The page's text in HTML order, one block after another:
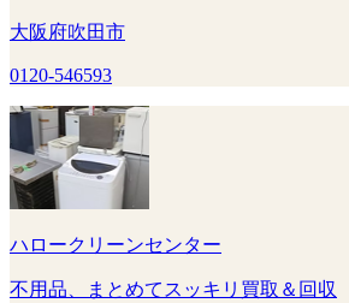
大阪府吹田市
0120-546593
ハロークリーンセンター
不用品、まとめてスッキリ買取＆回収